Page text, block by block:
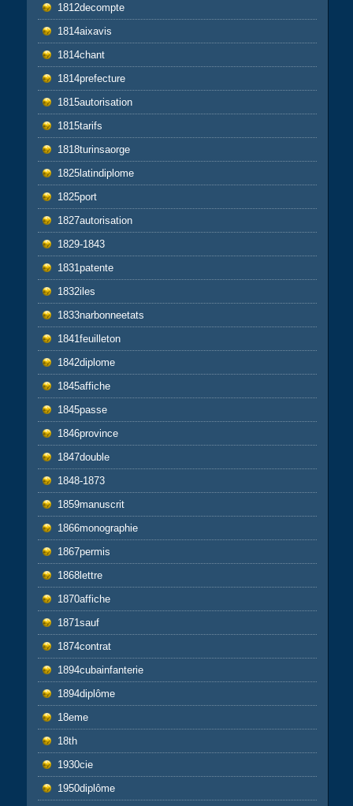
1812decompte
1814aixavis
1814chant
1814prefecture
1815autorisation
1815tarifs
1818turinsaorge
1825latindiplome
1825port
1827autorisation
1829-1843
1831patente
1832iles
1833narbonneetats
1841feuilleton
1842diplome
1845affiche
1845passe
1846province
1847double
1848-1873
1859manuscrit
1866monographie
1867permis
1868lettre
1870affiche
1871sauf
1874contrat
1894cubainfanterie
1894diplôme
18eme
18th
1930cie
1950diplôme